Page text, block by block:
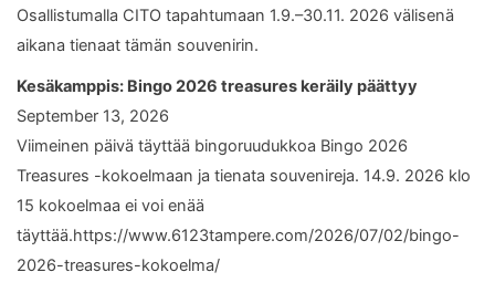
Osallistumalla CITO tapahtumaan 1.9.–30.11. 2026 välisenä
aikana tienaat tämän souvenirin.
Kesäkamppis: Bingo 2026 treasures keräily päättyy
September 13, 2026
Viimeinen päivä täyttää bingoruudukkoa Bingo 2026
Treasures -kokoelmaan ja tienata souvenireja. 14.9. 2026 klo
15 kokoelmaa ei voi enää
täyttää.https://www.6123tampere.com/2026/07/02/bingo-
2026-treasures-kokoelma/